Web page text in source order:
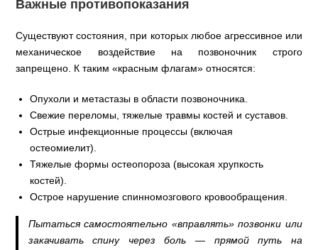
Важные противопоказания
Существуют состояния, при которых любое агрессивное или
механическое воздействие на позвоночник строго
запрещено. К таким «красным флагам» относятся:
Опухоли и метастазы в области позвоночника.
Свежие переломы, тяжелые травмы костей и суставов.
Острые инфекционные процессы (включая
остеомиелит).
Тяжелые формы остеопороза (высокая хрупкость
костей).
Острое нарушение спинномозгового кровообращения.
Пытаться самостоятельно «вправлять» позвонки или
закачивать спину через боль — прямой путь на